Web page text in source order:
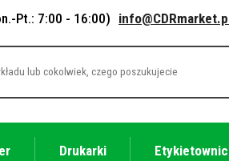
Pt.: 7:00 - 16:00)
Drukarki